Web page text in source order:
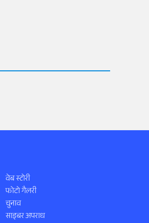
वेब स्टोरी
फोटो गैलरी
चुनाव
साइबर अपराध